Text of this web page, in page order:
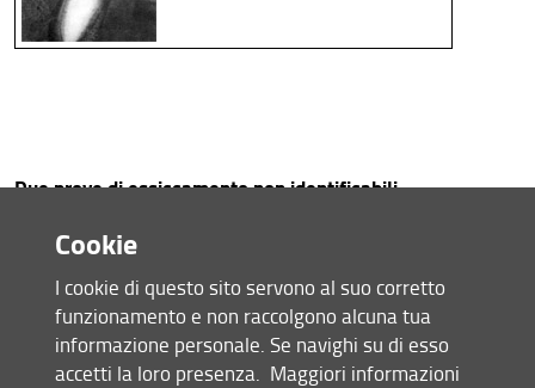
Due prove di essiccamento non identificabili
Struttura e Sedi
Cookie
I cookie di questo sito servono al suo corretto
funzionamento e non raccolgono alcuna tua
informazione personale. Se navighi su di esso
accetti la loro presenza. Maggiori informazioni